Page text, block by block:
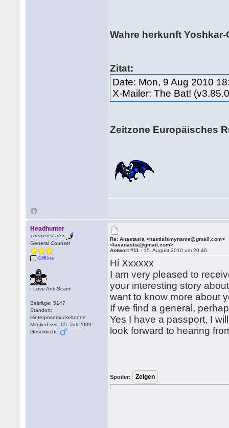
Wahre herkunft Yoshkar-
Zitat:
Date: Mon, 9 Aug 2010
X-Mailer: The Bat!
Zeitzone Europäisches
Headhunter
Themenstarter
General Counsel
Offline
I Love Anti-Scam!
Beiträge: 5147
Standort:
Hinterposemuckeltonne
Mitglied seit: 05. Juli 2009
Geschlecht:
Re: Anastasia <nastiaismyname@gmail.com>
<lavanastia@gmail.com>
Antwort #11 - 15. August 2010 um 20:46
Hi Xxxxxx
I am very pleased to
your interesting story
want to know more about
If we find a general,
Yes I have a passport, I
look forward to hearing
Spoiler: